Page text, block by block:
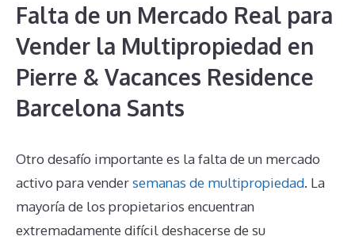
Falta de un Mercado Real para
Vender la Multipropiedad en
Pierre & Vacances Residence
Barcelona Sants
Otro desafío importante es la falta de un mercado
activo para vendersemanas de multipropiedad. La
mayoría de los propietarios encuentran
extremadamente difícil deshacerse de su